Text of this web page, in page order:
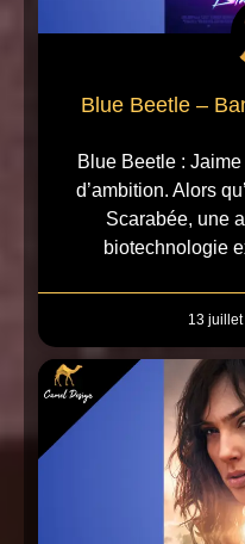
Blue Beetle –
Blue Beetle :
d’ambition. Alors
Scarabée, une
biotechnologie
13